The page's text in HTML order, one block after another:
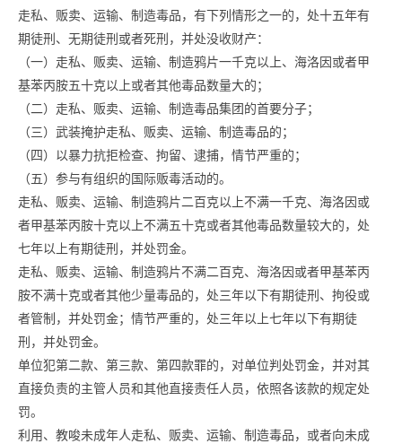
走私、贩卖、运输、制造毒品，有下列情形之一的，处十五年有
期徒刑、无期徒刑或者死刑，并处没收财产：
（一）走私、贩卖、运输、制造鸦片一千克以上、海洛因或者甲
基苯丙胺五十克以上或者其他毒品数量大的；
（二）走私、贩卖、运输、制造毒品集团的首要分子；
（三）武装掩护走私、贩卖、运输、制造毒品的；
（四）以暴力抗拒检查、拘留、逮捕，情节严重的；
（五）参与有组织的国际贩毒活动的。
走私、贩卖、运输、制造鸦片二百克以上不满一千克、海洛因或
者甲基苯丙胺十克以上不满五十克或者其他毒品数量较大的，处
七年以上有期徒刑，并处罚金。
走私、贩卖、运输、制造鸦片不满二百克、海洛因或者甲基苯丙
胺不满十克或者其他少量毒品的，处三年以下有期徒刑、拘役或
者管制，并处罚金；情节严重的，处三年以上七年以下有期徒
刑，并处罚金。
单位犯第二款、第三款、第四款罪的，对单位判处罚金，并对其
直接负责的主管人员和其他直接责任人员，依照各该款的规定处
罚。
利用、教唆未成年人走私、贩卖、运输、制造毒品，或者向未成